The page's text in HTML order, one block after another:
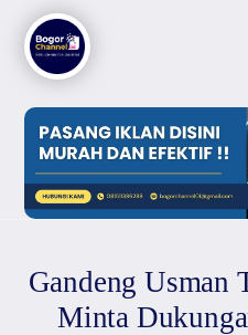
Gandeng Usman
Minta